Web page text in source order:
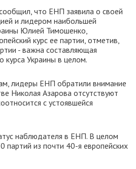
что ЕНП заявила о своей
и лидером наибольшей
Юлией Тимошенко,
курс ее партии, отметив,
- важна составляющая
курса Украины в целом.
лидеры ЕНП обратили внимание
Николая Азарова отсутствуют
с устоявшейся
наблюдателя в ЕНП. В целом
из почти 40-я европейских